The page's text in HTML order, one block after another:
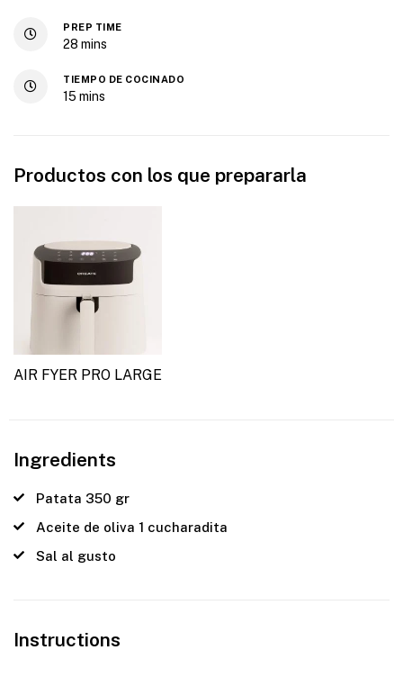
PREP TIME
28 mins
TIEMPO DE COCINADO
15 mins
Productos con los que prepararla
AIR FYER PRO LARGE
Ingredients
Patata 350 gr
Aceite de oliva 1 cucharadita
Sal al gusto
Instructions